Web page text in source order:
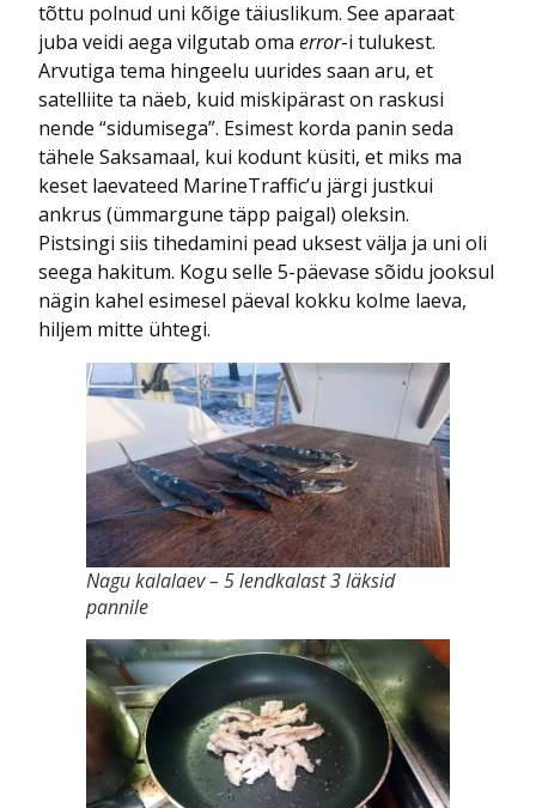
tõttu polnud uni kõige täiuslikum. See aparaat
juba veidi aega vilgutab oma error-i tulukest.
Arvutiga tema hingeelu uurides saan aru, et
satelliite ta näeb, kuid miskipärast on raskusi
nende “sidumisega”. Esimest korda panin seda
tähele Saksamaal, kui kodunt küsiti, et miks ma
keset laevateed MarineTraffic’u järgi justkui
ankrus (ümmargune täpp paigal) oleksin.
Pistsingi siis tihedamini pead uksest välja ja uni oli
seega hakitum. Kogu selle 5-päevase sõidu jooksul
nägin kahel esimesel päeval kokku kolme laeva,
hiljem mitte ühtegi.
Nagu kalalaev – 5 lendkalast 3 läksid
pannile